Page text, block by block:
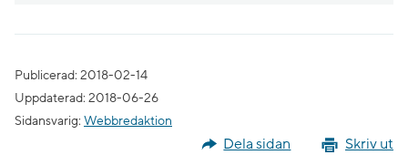
Publicerad: 2018-02-14
Uppdaterad: 2018-06-26
Sidansvarig: Webbredaktion
Skriv ut
Dela sidan